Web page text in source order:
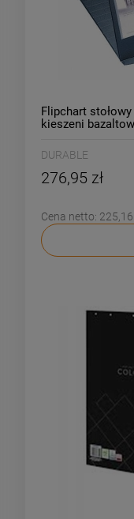
Flipchart
kieszeni
DURABLE
276,95 zł
Cena netto: 225,16